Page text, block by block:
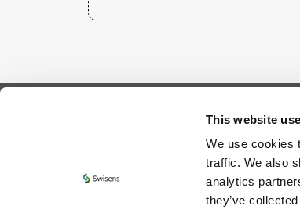
This website
We use cookies
traffic. We also
analytics
they’ve
CH-6032 Emmen
info@swisens.ch